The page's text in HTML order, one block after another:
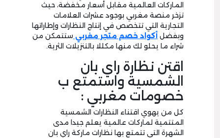
الماركات العالمية مقابل أسعار مخفضة، حيث
تزخر منصة مغربي بوجود عشرات العلامات
التجارية التي تتخصص في إنتاج النظارات وإطاراتها
وبفضل أكواد خصم متجر مغربي ستتمكن من
شراء ما يحلو لك منها مكللا بالتنزيلات الثرية.
اقتن نظارة راي بان
الشمسية واستمتع ب
خصومات مغربي :
كل من يهوي اقتناء النظارات الشمسية
المتتمية لماركات عالمية يعلم جيدا مدى
الشهرة التي تتمتع بها نظارات ماركة راي بان